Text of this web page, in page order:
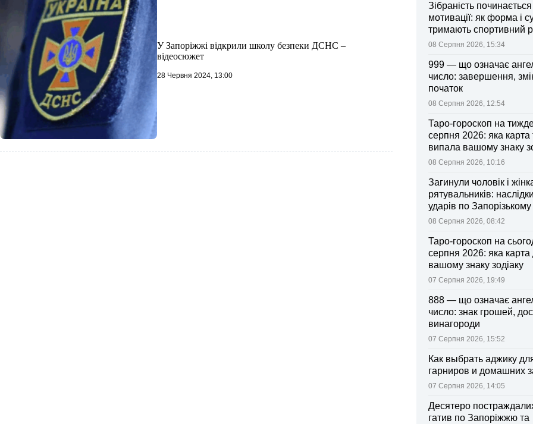
У Запоріжжі відкрили школу безпеки ДСНС –
відеосюжет
28 Червня 2024, 13:00
Зібраність
мотивації: як форма і
тримають спортивний
08 Серпня 2026, 15:34
999 — що означає
число: завершення,
початок
08 Серпня 2026, 12:54
Таро-гороскоп на
серпня 2026: яка карта
випала вашому знаку
08 Серпня 2026, 10:16
Загинули чоловік і
рятувальників:
ударів по
08 Серпня 2026, 08:42
Таро-гороскоп на
серпня 2026: яка
вашому знаку зодіаку
07 Серпня 2026, 19:49
888 — що означає
число: знак грошей,
винагороди
07 Серпня 2026, 15:52
Как выбрать аджику
гарниров и домашних
07 Серпня 2026, 14:05
Десятеро
гатив по Запоріжжю та